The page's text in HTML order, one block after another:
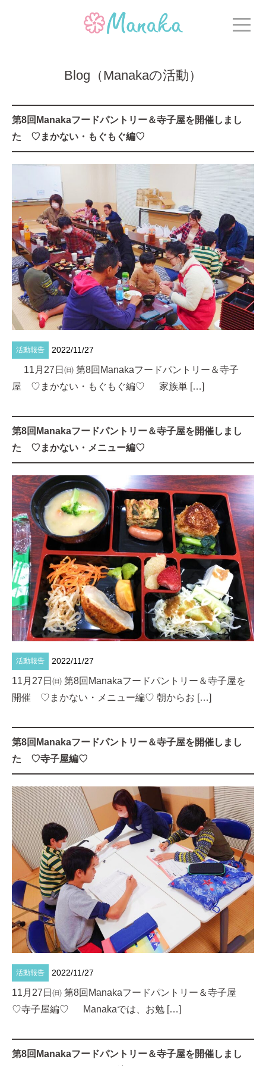
News
寄付・協力
お問い合わせ
Blog（Manakaの活動）
第8回Manakaフードパントリー＆寺子屋を開催しまし
た ♡まかない・もぐもぐ編♡
活動報告 2022/11/27
11月27日㈰ 第8回Manakaフードパントリー＆寺子
屋 ♡まかない・もぐもぐ編♡ 家族単 […]
第8回Manakaフードパントリー＆寺子屋を開催しまし
た ♡まかない・メニュー編♡
活動報告 2022/11/27
11月27日㈰ 第8回Manakaフードパントリー＆寺子屋を
開催 ♡まかない・メニュー編♡ 朝からお […]
第8回Manakaフードパントリー＆寺子屋を開催しまし
た ♡寺子屋編♡
活動報告 2022/11/27
11月27日㈰ 第8回Manakaフードパントリー＆寺子屋
♡寺子屋編♡ Manakaでは、お勉 […]
第8回Manakaフードパントリー＆寺子屋を開催しまし